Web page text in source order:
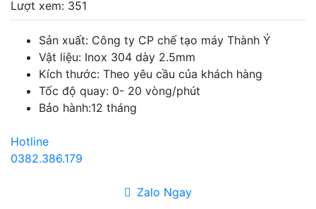
Lượt xem: 351
Sản xuất: Công ty CP chế tạo máy Thành Ý
Vật liệu: Inox 304 dày 2.5mm
Kích thước: Theo yêu cầu của khách hàng
Tốc độ quay: 0- 20 vòng/phút
Bảo hành:12 tháng
Hotline
0382.386.179
Zalo Ngay